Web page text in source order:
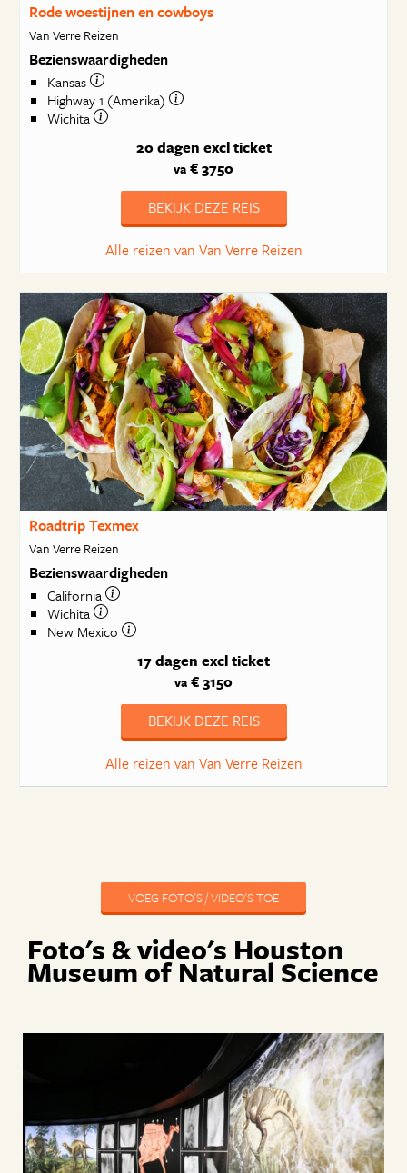
Rode woestijnen en cowboys
Van Verre Reizen
Bezienswaardigheden
Kansas
Highway 1 (Amerika)
Wichita
20 dagen excl ticket
va € 3750
BEKIJK DEZE REIS
Alle reizen van Van Verre Reizen
Roadtrip Texmex
Van Verre Reizen
Bezienswaardigheden
California
Wichita
New Mexico
17 dagen excl ticket
va € 3150
BEKIJK DEZE REIS
Alle reizen van Van Verre Reizen
VOEG FOTO'S / VIDEO'S TOE
Foto's & video's Houston
Museum of Natural Science